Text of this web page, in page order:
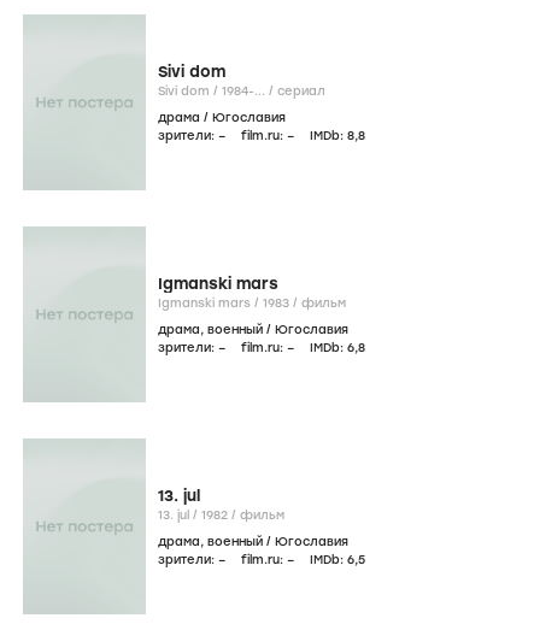
Sivi dom
Sivi dom / 1984-... / сериал
драма / Югославия
зрители: – film.ru: – IMDb: 8,8
Igmanski mars
Igmanski mars / 1983 / фильм
драма, военный / Югославия
зрители: – film.ru: – IMDb: 6,8
13. jul
13. jul / 1982 / фильм
драма, военный / Югославия
зрители: – film.ru: – IMDb: 6,5